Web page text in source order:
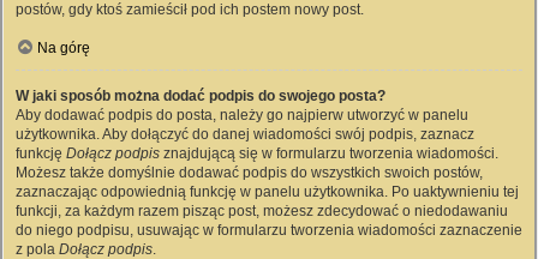
postów, gdy ktoś zamieścił pod ich postem nowy post.
Na górę
W jaki sposób można dodać podpis do swojego posta?
Aby dodawać podpis do posta, należy go najpierw utworzyć w panelu
użytkownika. Aby dołączyć do danej wiadomości swój podpis, zaznacz
funkcję Dołącz podpis znajdującą się w formularzu tworzenia wiadomości.
Możesz także domyślnie dodawać podpis do wszystkich swoich postów,
zaznaczając odpowiednią funkcję w panelu użytkownika. Po uaktywnieniu tej
funkcji, za każdym razem pisząc post, możesz zdecydować o niedodawaniu
do niego podpisu, usuwając w formularzu tworzenia wiadomości zaznaczenie
z pola Dołącz podpis.